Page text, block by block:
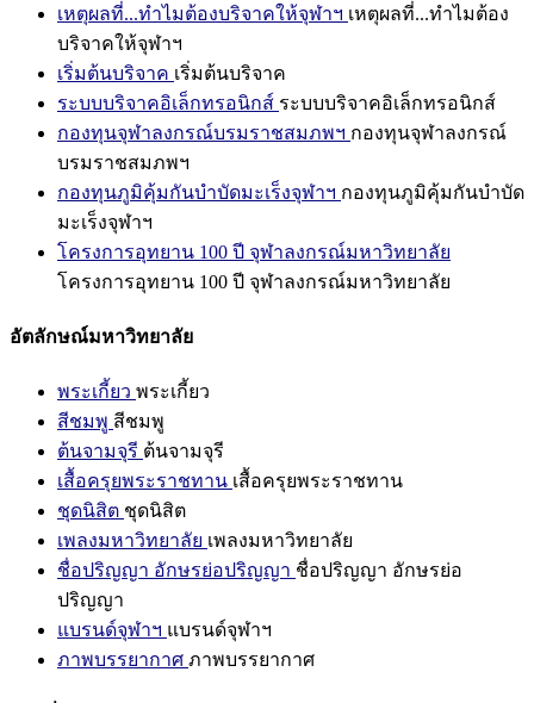
เหตุผลที่...ทำไมต้องบริจาคให้จุฬาฯ เหตุผลที่...ทำไมต้อง
บริจาคให้จุฬาฯ
เริ่มต้นบริจาค เริ่มต้นบริจาค
ระบบบริจาคอิเล็กทรอนิกส์ ระบบบริจาคอิเล็กทรอนิกส์
กองทุนจุฬาลงกรณ์บรมราชสมภพฯ กองทุนจุฬาลงกรณ์
บรมราชสมภพฯ
กองทุนภูมิคุ้มกันบำบัดมะเร็งจุฬาฯ กองทุนภูมิคุ้มกันบำบัด
มะเร็งจุฬาฯ
โครงการอุทยาน 100 ปี จุฬาลงกรณ์มหาวิทยาลัย
โครงการอุทยาน 100 ปี จุฬาลงกรณ์มหาวิทยาลัย
อัตลักษณ์มหาวิทยาลัย
พระเกี้ยว พระเกี้ยว
สีชมพู สีชมพู
ต้นจามจุรี ต้นจามจุรี
เสื้อครุยพระราชทาน เสื้อครุยพระราชทาน
ชุดนิสิต ชุดนิสิต
เพลงมหาวิทยาลัย เพลงมหาวิทยาลัย
ชื่อปริญญา อักษรย่อปริญญา ชื่อปริญญา อักษรย่อ
ปริญญา
แบรนด์จุฬาฯ แบรนด์จุฬาฯ
ภาพบรรยากาศ ภาพบรรยากาศ